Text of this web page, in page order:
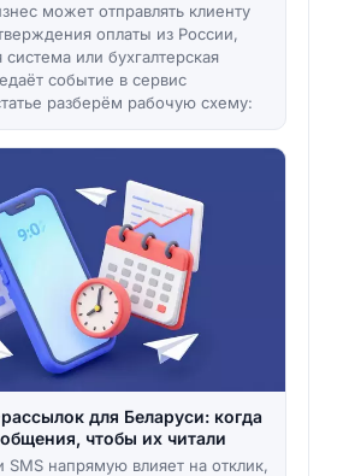
может отправлять клиенту
оплаты из России,
или бухгалтерская
событие в сервис
разберём рабочую схему:
для Беларуси: когда
чтобы их читали
SMS напрямую влияет на отклик,